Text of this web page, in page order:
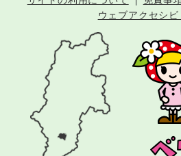
ウェブアクセシビ